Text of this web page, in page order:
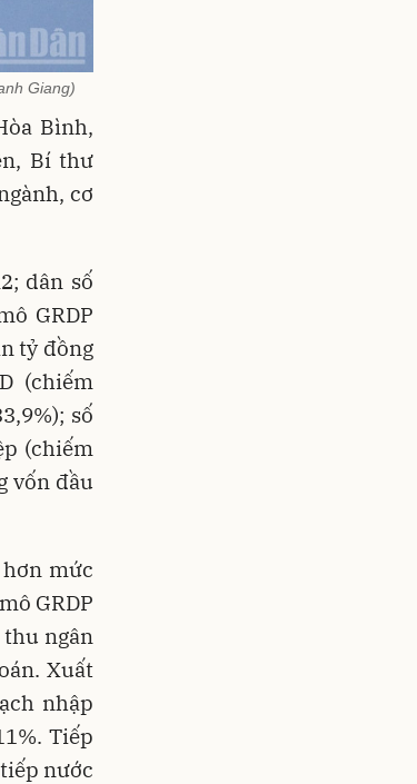
Giang)
Bình,
Bí thư
cơ
dân số
GRDP
tỷ đồng
(chiếm
số
(chiếm
vốn đầu
hơn mức
GRDP
ngân
Xuất
nhập
Tiếp
nước